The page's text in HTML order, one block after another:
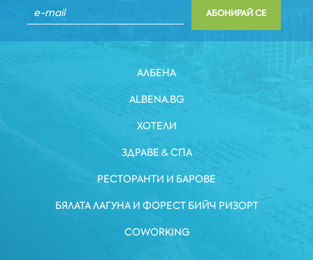
АБОНИРАЙ СЕ
АЛБЕНА
ALBENA.BG
ХОТЕЛИ
ЗДРАВЕ & СПА
РЕСТОРАНТИ И БАРОВЕ
БЯЛАТА ЛАГУНА И ФОРЕСТ БИЙЧ РИЗОРТ
COWORKING